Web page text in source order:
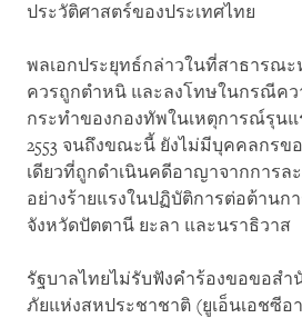
ประวัติศาสตร์ของประเทศไทย
พลเอกประยุทธ์​กล่าวในที่สาธารณะ
ควรถูกตำหนิ และลงโทษในกรณีคว
กระทำของกองทัพในเหตุการณ์รุนแ
2553 จนถึงขณะนี้ ยังไม่มีบุคคลกร
เดียวที่ถูกดำเนินคดีอาญาจากการ
อย่างร้ายแรงในปฏิบัติการต่อต้านก
จังหวัดปัตตานี ยะลา และนราธิวาส
รัฐบาลไทยไม่รับฟังคำร้องขอขอส
ภัยแห่งสหประชาชาติ (ยูเอ็นเอชซีอ